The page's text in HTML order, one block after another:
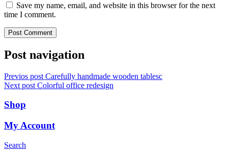
Save my name, email, and website in this browser for the next
time I comment.
Post navigation
Previos post Carefully handmade wooden tablesc
Next post Colorful office redesign
Shop
My Account
Search